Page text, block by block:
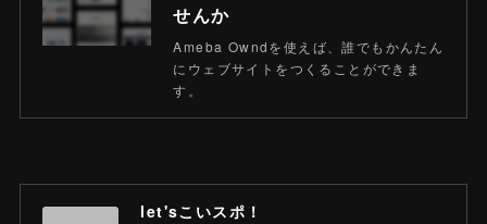
せんか
Ameba Owndを使えば、誰でもかんたん
にウェブサイトをつくることができま
す。
let'sこいスポ！